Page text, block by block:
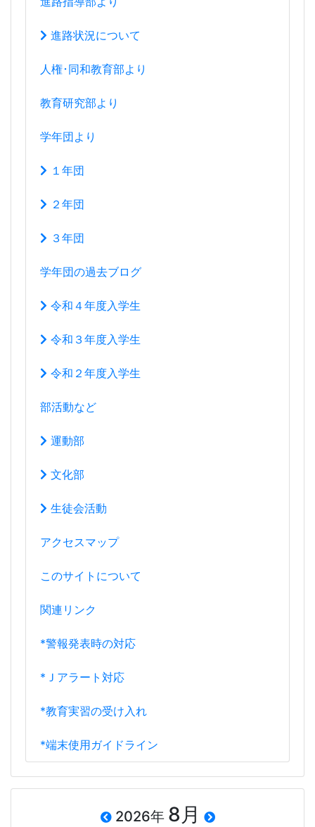
進路状況について
人権･同和教育部より
教育研究部より
学年団より
１年団
２年団
３年団
学年団の過去ブログ
令和４年度入学生
令和３年度入学生
令和２年度入学生
部活動など
運動部
文化部
生徒会活動
アクセスマップ
このサイトについて
関連リンク
*警報発表時の対応
*Ｊアラート対応
*教育実習の受け入れ
*端末使用ガイドライン
2026年 8月